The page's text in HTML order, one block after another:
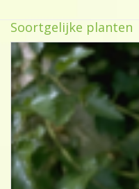
Soortgelijke planten